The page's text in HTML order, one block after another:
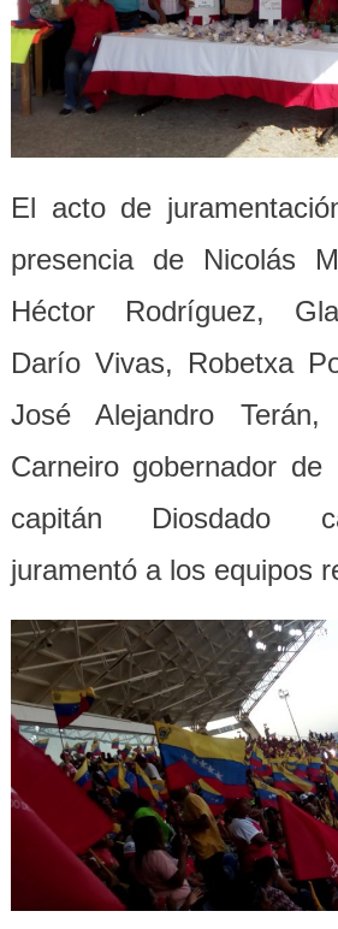
El acto de
presencia de Nicolás
Héctor Rodríguez,
Darío Vivas, Robetxa
José Alejandro
Carneiro gobernador
capitán Diosdado
juramentó a los equipos